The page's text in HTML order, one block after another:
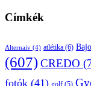
Címkék
Alternaiv (4) atlétika (6)
(607)CREDO
fotók (41) golf (5)